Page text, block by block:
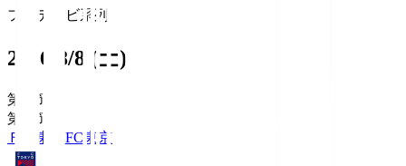
フジテレビ系列
2026/8/8 (土)
第1節
第1節
ＦＣ東京 FC東京